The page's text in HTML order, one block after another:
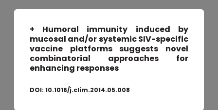
+ Humoral immunity induced by
mucosal and/or systemic SIV-specific
vaccine platforms suggests novel
combinatorial approaches for
enhancing responses
DOI:10.1016/j.clim.2014.05.008